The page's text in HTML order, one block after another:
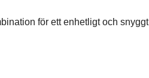
för ett enhetligt och snyggt